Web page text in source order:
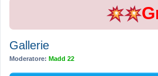
Gallerie
Moderatore: Madd 22